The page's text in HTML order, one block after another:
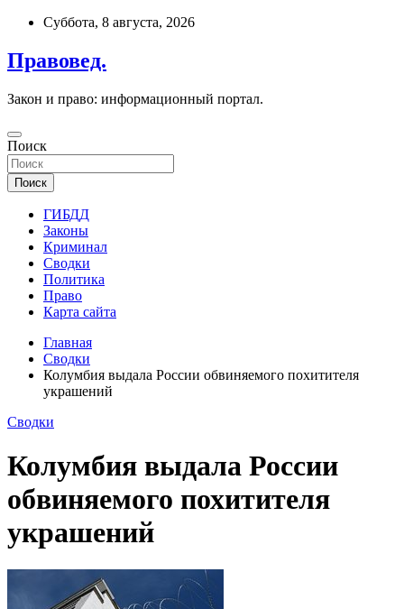
Перейти
содержимому
Суббота, 8 августа, 2026
Правовед.
Закон и право: информационный портал.
Поиск
Поиск
ГИБДД
Законы
Криминал
Сводки
Политика
Право
Карта сайта
Главная
Сводки
Колумбия выдала России обвиняемого похитителя
украшений
Сводки
Колумбия выдала России
обвиняемого похитителя
украшений